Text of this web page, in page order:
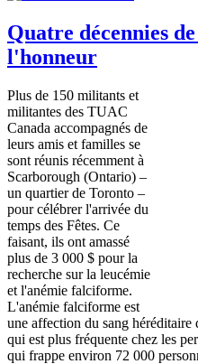
Quatre décennies
l'honneur
Plus de 150 militants et
militantes des TUAC
Canada accompagnés de
leurs amis et familles se
sont réunis récemment à
Scarborough (Ontario) –
un quartier de Toronto –
pour célébrer l'arrivée du
temps des Fêtes. Ce
faisant, ils ont amassé
plus de 3 000 $ pour la
recherche sur la leucémie
et l'anémie falciforme.
L'anémie falciforme est
une affection du sang héréditaire
qui est plus fréquente chez les
qui frappe environ 72 000